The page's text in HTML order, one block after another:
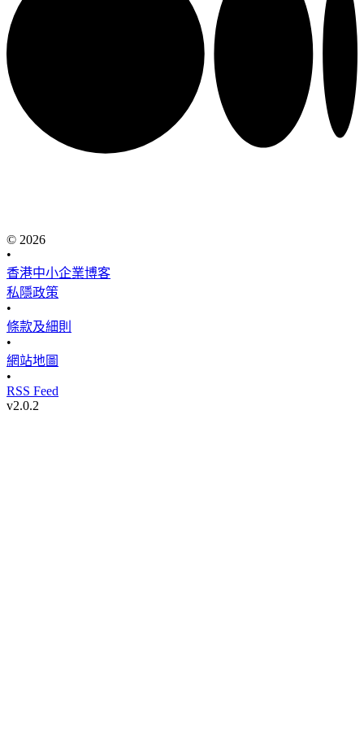
© 2026
•
香港中小企業博客
私隱政策
•
條款及細則
•
網站地圖
•
RSS Feed
v2.0.2